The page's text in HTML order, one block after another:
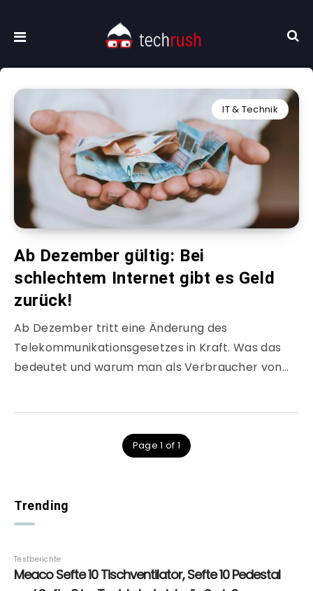
IT & Technik
Ab Dezember gültig: Bei
schlechtem Internet gibt es Geld
zurück!
Ab Dezember tritt eine Änderung des
Telekommunikationsgesetzes in Kraft. Was das
bedeutet und warum man als Verbraucher von…
Page 1 of 1
Trending